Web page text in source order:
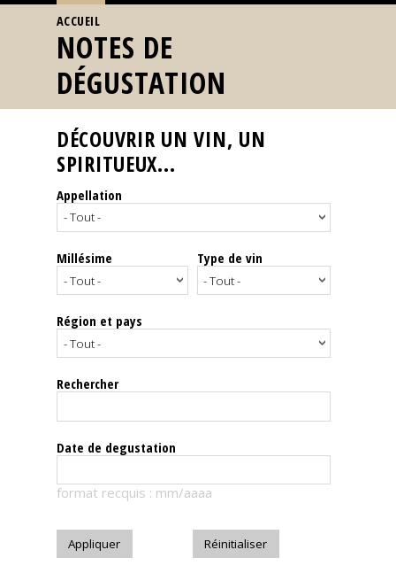
À
la
une
Reportages
Nos
Spiritueux
Notes
dégustation
Le
magazine
Télécharger
VOUS ÊTES ICI
ACCUEIL
NOTES DE
DÉGUSTATION
DÉCOUVRIR UN VIN, UN
SPIRITUEUX...
Appellation
Millésime Type de vin
Région et pays
Rechercher
Date de degustation
format recquis : mm/aaaa